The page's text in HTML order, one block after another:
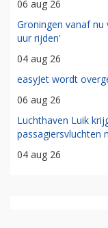
06 aug 26
Groningen vanaf nu
uur rijden'
04 aug 26
easyJet wordt
06 aug 26
Luchthaven Luik
passagiersvluchten
04 aug 26